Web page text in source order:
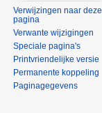
Verwijzingen naar deze
pagina
Verwante wijzigingen
Speciale pagina's
Printvriendelijke versie
Permanente koppeling
Paginagegevens